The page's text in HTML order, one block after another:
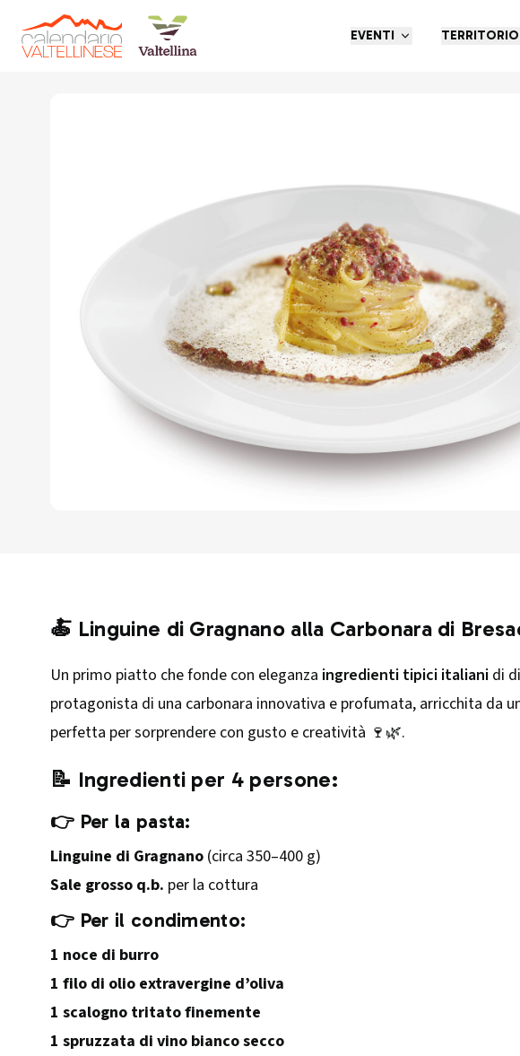
EVENTI TERRITORIO
Torna indietro
🍝 Linguine di Gragnano alla Carbonara di
Un primo piatto che fonde con eleganza ingredienti tipici italiani di
protagonista di una carbonara innovativa e profumata, arricchita da
perfetta per sorprendere con gusto e creatività 🍷🌿.
📝 Ingredienti per 4 persone:
👉 Per la pasta:
Linguine di Gragnano (circa 350–400 g)
Sale grosso q.b. per la cottura
👉 Per il condimento:
1 noce di burro
1 filo di olio extravergine d’oliva
1 scalogno tritato finemente
1 spruzzata di vino bianco secco